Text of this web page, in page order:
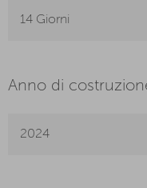
14 Giorni
Anno di
2024